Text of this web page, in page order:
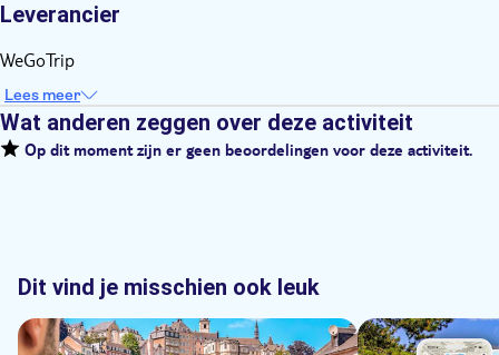
Leverancier
WeGoTrip
Lees meer
Wat anderen zeggen over deze activiteit
Op dit moment zijn er geen beoordelingen voor deze activiteit.
Dit vind je misschien ook leuk